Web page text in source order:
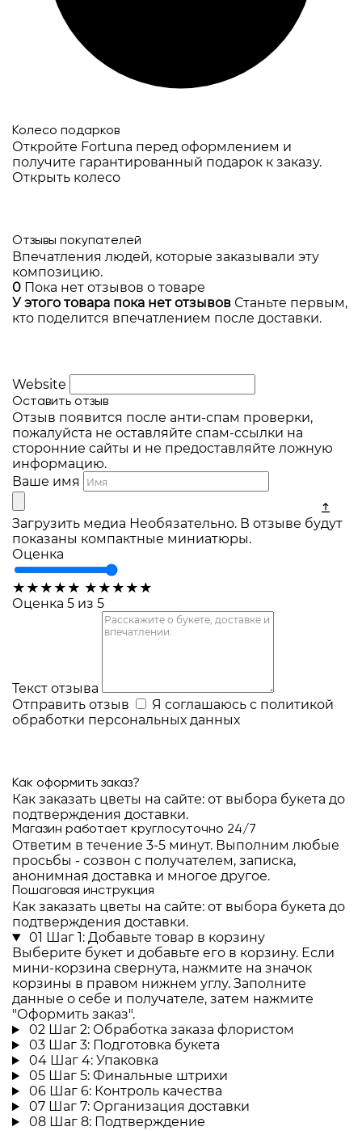
Колесо подарков
Откройте Fortuna перед оформлением и
получите гарантированный подарок к заказу.
Открыть колесо
Отзывы покупателей
Впечатления людей, которые заказывали эту
композицию.
0 Пока нет отзывов о товаре
У этого товара пока нет отзывов Станьте первым,
кто поделится впечатлением после доставки.
Website
Оставить отзыв
Отзыв появится после анти-спам проверки,
пожалуйста не оставляйте спам-ссылки на
сторонние сайты и не предоставляйте ложную
информацию.
Ваше имя
Загрузить медиа Необязательно. В отзыве будут
показаны компактные миниатюры.
Оценка
★ ★ ★ ★ ★ ★ ★ ★ ★ ★
Оценка 5 из 5
Текст отзыва
Отправить отзыв
Я соглашаюсь с политикой
обработки персональных данных
Как оформить заказ?
Как заказать цветы на сайте: от выбора букета до
подтверждения доставки.
Магазин работает круглосуточно 24/7
Ответим в течение 3-5 минут. Выполним любые
просьбы - созвон с получателем, записка,
анонимная доставка и многое другое.
Пошаговая инструкция
Как заказать цветы на сайте: от выбора букета до
подтверждения доставки.
01 Шаг 1: Добавьте товар в корзину
Выберите букет и добавьте его в корзину. Если
мини-корзина свернута, нажмите на значок
корзины в правом нижнем углу. Заполните
данные о себе и получателе, затем нажмите
"Оформить заказ".
02 Шаг 2: Обработка заказа флористом
03 Шаг 3: Подготовка букета
04 Шаг 4: Упаковка
05 Шаг 5: Финальные штрихи
06 Шаг 6: Контроль качества
07 Шаг 7: Организация доставки
08 Шаг 8: Подтверждение